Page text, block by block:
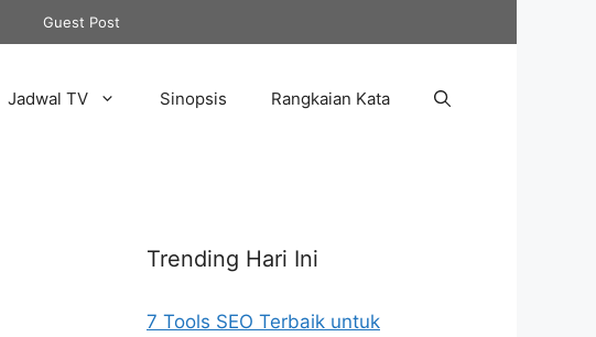
Guest Post
Jadwal TV Sinopsis Rangkaian Kata
Trending Hari Ini
7 Tools SEO Terbaik untuk